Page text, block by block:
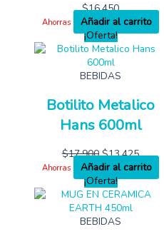
$16,450
Ahorras
Añadir al carrito
¡Oferta!
BEBIDAS
Botilito Metalico
Hans 600ml
$17,900 $13,425
Ahorras
Añadir al carrito
¡Oferta!
BEBIDAS